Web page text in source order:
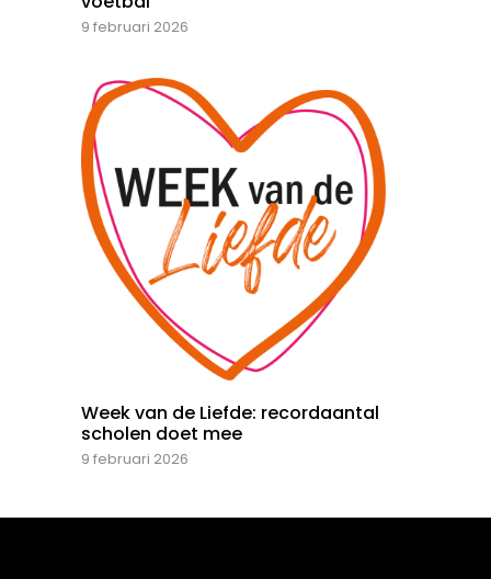
9 februari 2026
Week van de Liefde: recordaantal
scholen doet mee
9 februari 2026